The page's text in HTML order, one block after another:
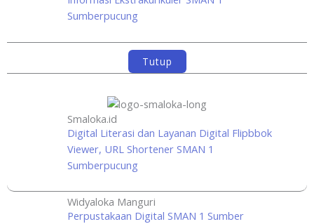
Sumberpucung
Tutup
Smaloka.id
Digital Literasi dan Layanan Digital Flipbbok
Viewer, URL Shortener SMAN 1
Sumberpucung
Widyaloka Manguri
Perpustakaan Digital SMAN 1 Sumber